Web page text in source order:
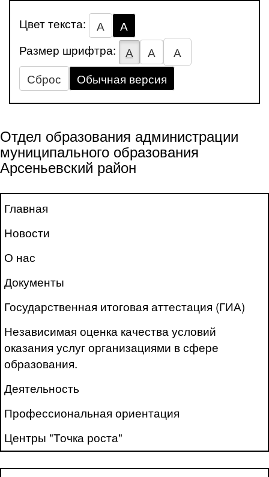
Цвет текста: А
А
Размер шрифтра:
А А
А
Сброс
Обычная версия
Отдел образования администрации
муниципального образования
Арсеньевский район
Главная
Новости
О нас
Документы
Государственная итоговая аттестация (ГИА)
Независимая оценка качества условий
оказания услуг организациями в сфере
образования.
Деятельность
Профессиональная ориентация
Центры "Точка роста"